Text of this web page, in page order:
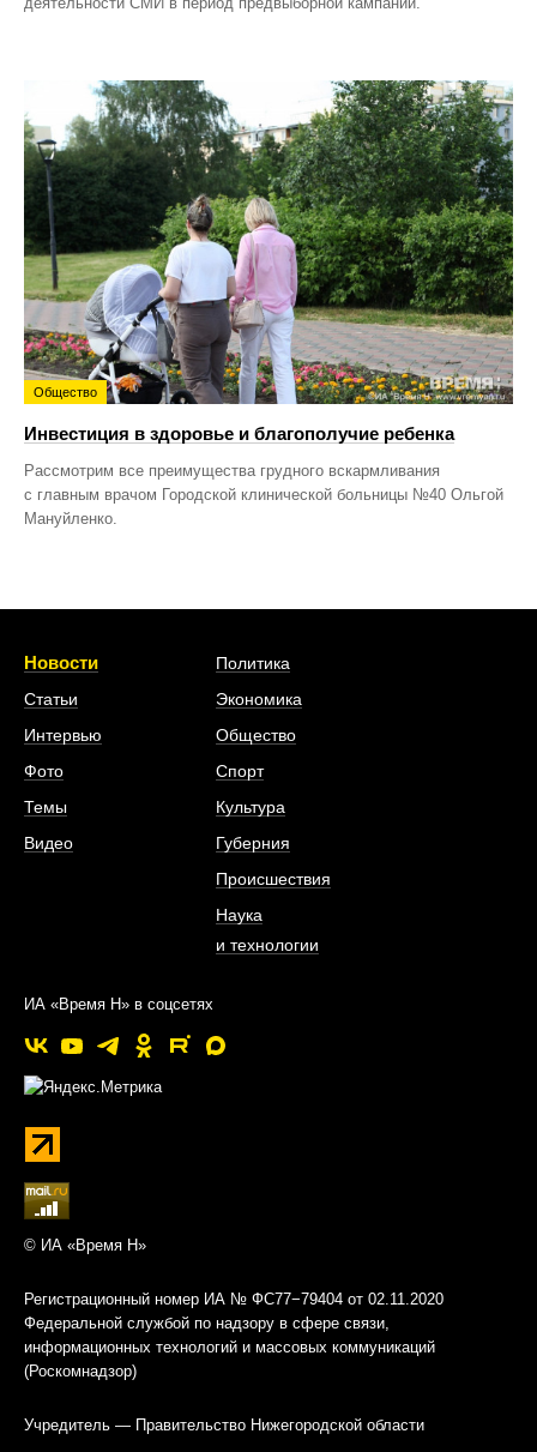
Общество
Инвестиция в здоровье и благополучие ребенка
Рассмотрим все преимущества грудного вскармливания
с главным врачом Городской клинической больницы №40 Ольгой
Мануйленко.
Новости
Статьи
Интервью
Фото
Темы
Видео
Политика
Экономика
Общество
Спорт
Культура
Губерния
Происшествия
Наука
и технологии
ИА «Время Н» в соцсетях
© ИА «Время Н»
Регистрационный номер ИА № ФС77−79404 от 02.11.2020
Федеральной службой по надзору в сфере связи,
информационных технологий и массовых коммуникаций
(Роскомнадзор)
Учредитель — Правительство Нижегородской области